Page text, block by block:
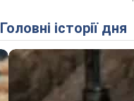
Головні історії дня